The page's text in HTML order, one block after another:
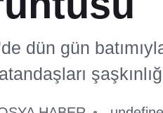
dün gün